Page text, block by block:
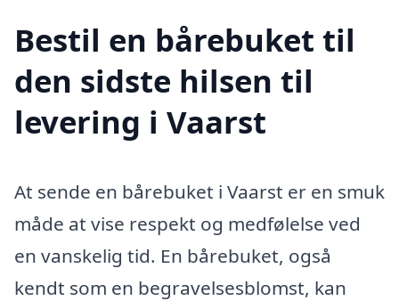
Bestil en bårebuket til
den sidste hilsen til
levering i Vaarst
At sende en bårebuket i Vaarst er en smuk
måde at vise respekt og medfølelse ved
en vanskelig tid. En bårebuket, også
kendt som en begravelsesblomst, kan